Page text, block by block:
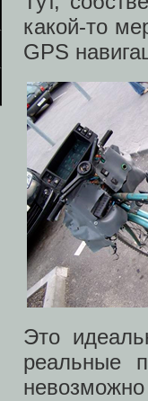
какой-то
GPS
Это
реальные